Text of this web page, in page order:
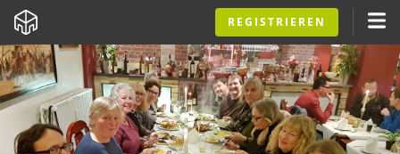
REGISTRIEREN